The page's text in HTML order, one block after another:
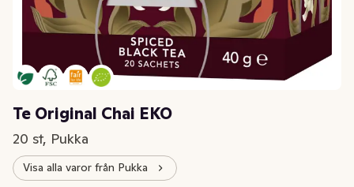
Te Original Chai EKO
20 st, Pukka
Visa alla varor från Pukka